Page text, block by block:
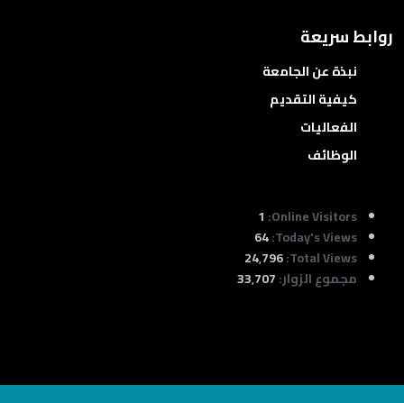
روابط سريعة
نبذة عن الجامعة
كيفية التقديم
الفعاليات
الوظائف
Online Visitors:
1
Today's Views:
64
Total Views: 24٬796
مجموع الزوار:33٬707